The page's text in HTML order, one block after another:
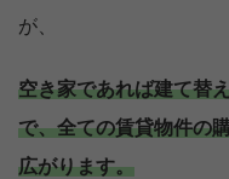
が、
空き家であれば建て替
で、全ての賃貸物件の
広がります。